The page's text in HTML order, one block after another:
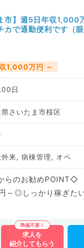
市】週5日年収
カで通勤便利です（眼
1,000万円 ～
日
さいたま市桜区
外来, 病棟管理, オペ
らのお勧めPOINT◇
～◎しっかり稼ぎた
内で通勤便利です♪
求人を
紹介してもらう